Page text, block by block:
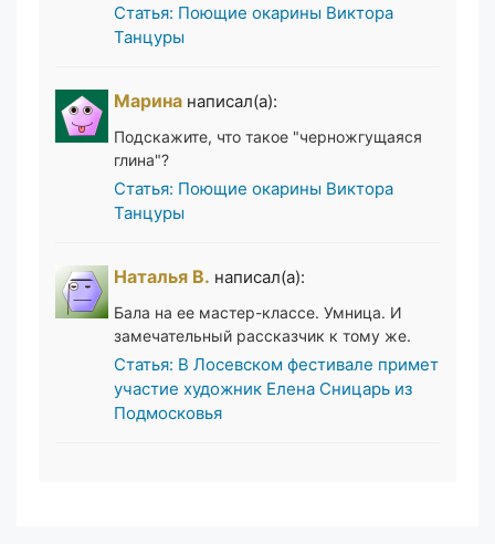
Статья: Поющие окарины Виктора
Танцуры
Марина написал(а):
Подскажите, что такое "черножгущаяся
глина"?
Статья: Поющие окарины Виктора
Танцуры
Наталья В. написал(а):
Бала на ее мастер-классе. Умница. И
замечательный рассказчик к тому же.
Статья: В Лосевском фестивале примет
участие художник Елена Сницарь из
Подмосковья